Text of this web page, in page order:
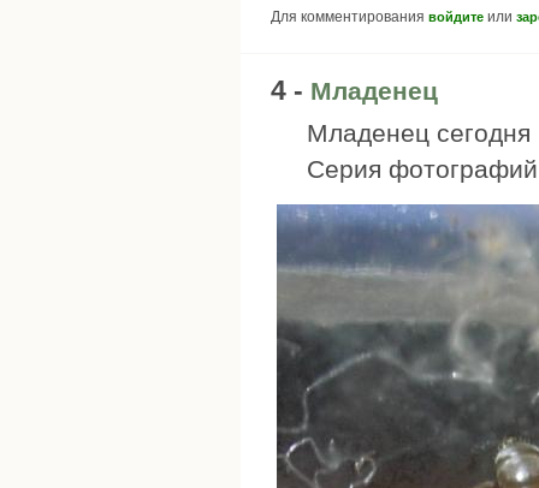
Для комментирования войдите или
4 - Младенец
Младенец сегодня
Серия